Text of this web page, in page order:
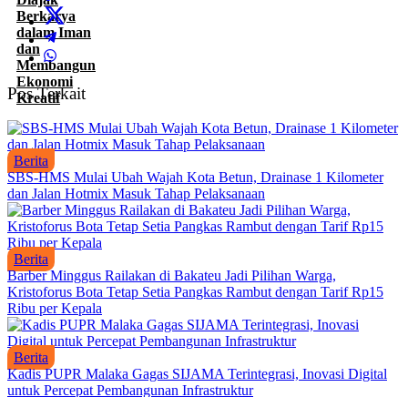
Pos Terkait
Berita
SBS-HMS Mulai Ubah Wajah Kota Betun, Drainase 1 Kilometer
dan Jalan Hotmix Masuk Tahap Pelaksanaan
Berita
Barber Minggus Railakan di Bakateu Jadi Pilihan Warga,
Kristoforus Bota Tetap Setia Pangkas Rambut dengan Tarif Rp15
Ribu per Kepala
Berita
Kadis PUPR Malaka Gagas SIJAMA Terintegrasi, Inovasi Digital
untuk Percepat Pembangunan Infrastruktur